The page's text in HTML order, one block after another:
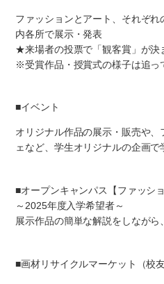
ファッションとアート、それぞ
内各所で展示・発表
★来場者の投票で「観客賞」が
※受賞作品・授賞式の様子は追っ
■イベント
オリジナル作品の展示・販売や
ェなど、学生オリジナルの企画で
■オープンキャンパス【ファッシ
～2025年度入学希望者～
展示作品の簡単な解説をしながら
■画材リサイクルマーケット（校友